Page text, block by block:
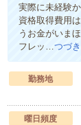
実際に未経験
資格取得費用
うお金がいま
フレッ…つづ
勤務地
曜日頻度